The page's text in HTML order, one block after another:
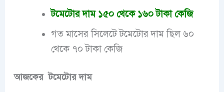
টমেটোর দাম ১৫০ থেকে ১৬০ টাকা কেজি
গত মাসের সিলেটে টমেটোর দাম ছিল ৬০
থেকে ৭০ টাকা কেজি
আজকের টমেটোর দাম